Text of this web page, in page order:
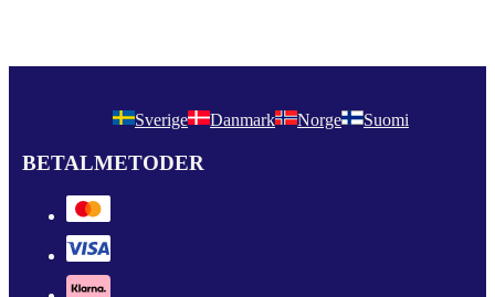
Sverige Danmark Norge Suomi
BETALMETODER